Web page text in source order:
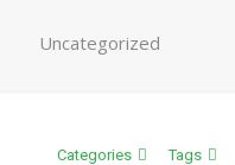
Uncategorized
Categories Tags